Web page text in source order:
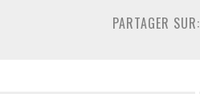
PARTAGER SUR: